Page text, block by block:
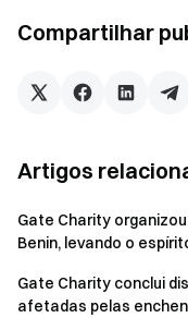
sobre o controle dos
compreensão dos
saúde forneceu
manter um estilo de
Compartilhar
Artigos
Gate Charity
Benin, levando o
Gate Charity conclui
afetadas pelas